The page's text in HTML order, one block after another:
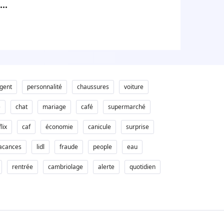
personnalité chaussures voiture
chat mariage café supermarché
caf économie canicule surprise
lidl fraude people eau
rentrée cambriolage alerte quotidien